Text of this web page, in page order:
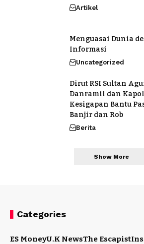
Artikel
Menguasai Dunia
Informasi
Uncategorized
Dirut RSI Sultan
Danramil dan
Kesigapan Bantu
Banjir dan Rob
Berita
Show More
Categories
ES MoneyU.K NewsThe Escapist